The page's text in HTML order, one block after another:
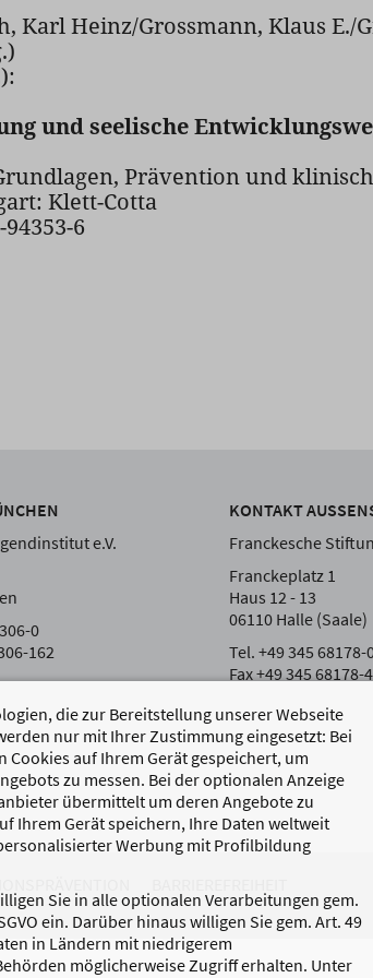
die zur Bereitstellung unserer Webseite
nur mit Ihrer Zustimmung eingesetzt: Bei
auf Ihrem Gerät gespeichert, um
zu messen. Bei der optionalen Anzeige
übermittelt um deren Angebote zu
Ihrem Gerät speichern, Ihre Daten weltweit
Werbung mit Profilbildung
Sie in alle optionalen Verarbeitungen gem.
ein. Darüber hinaus willigen Sie gem. Art. 49
in Ländern mit niedrigerem
möglicherweise Zugriff erhalten. Unter
Karl Heinz/Grossmann, Klaus
und seelische
Prävention und
Klett-Cotta
94353-6
e.V.
0
162
KONTAKT
Franckesche
Franckeplatz 1
Haus 12 - 13
06110 Halle (Saale)
Tel. +49 345 68178-
Fax +49 345 68178-